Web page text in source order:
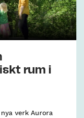
rum i
verk Aurora